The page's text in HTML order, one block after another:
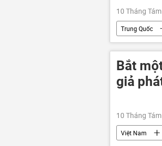
10 Tháng
Trung Quốc
thông tin
Bắt
giả
10 Tháng
Việt Nam